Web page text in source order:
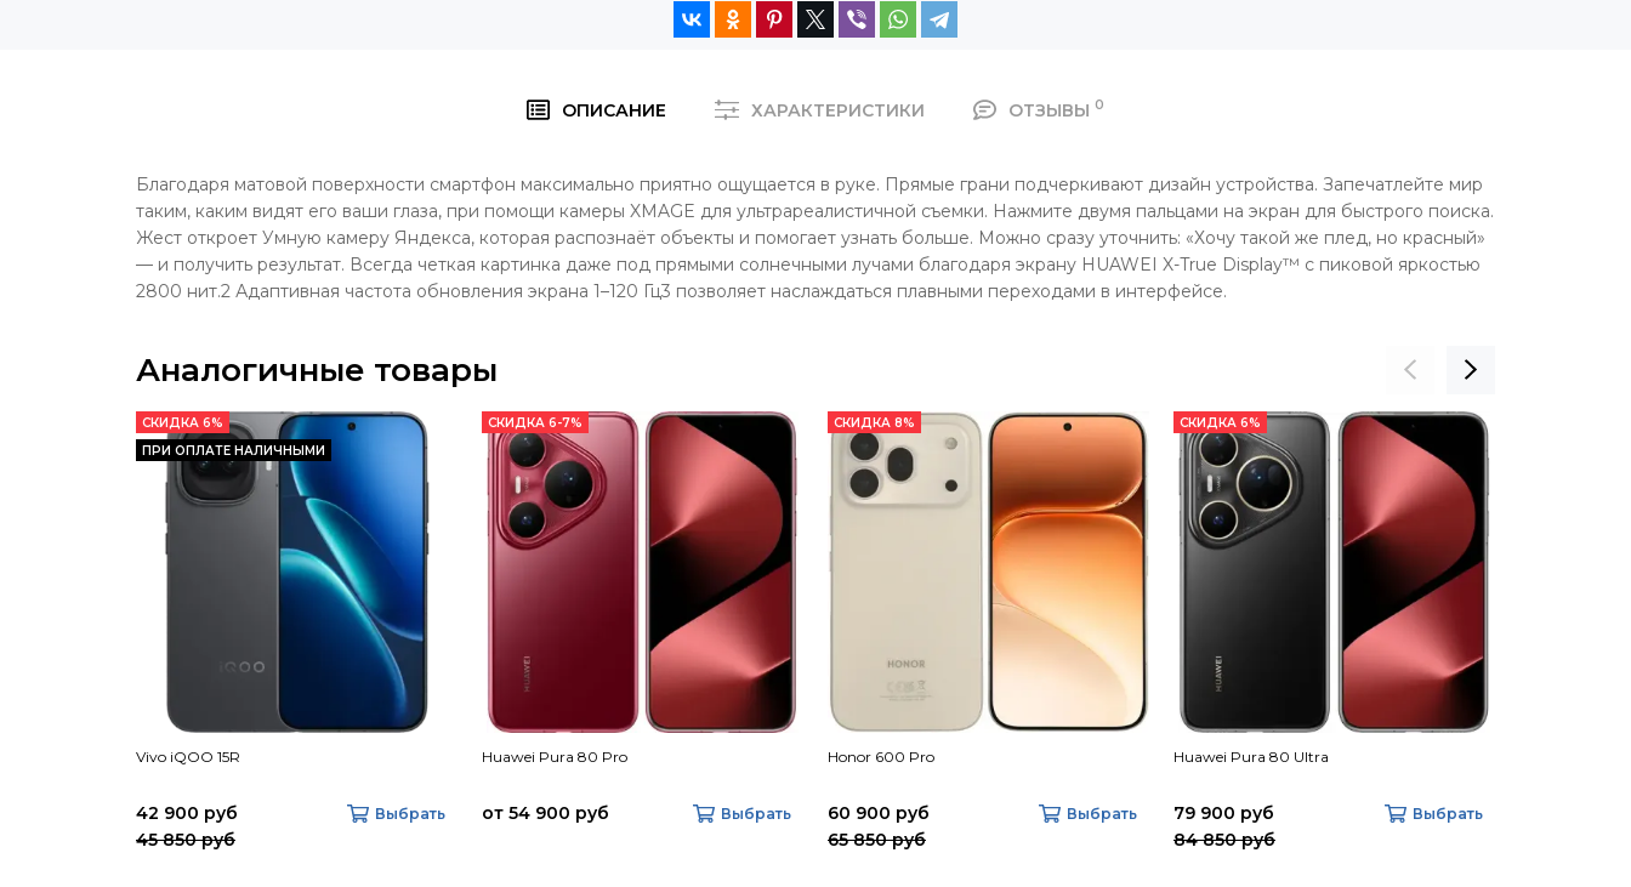
ОПИСАНИЕ ХАРАКТЕРИСТИКИ ОТЗЫВЫ 0
Благодаря матовой поверхности смартфон максимально приятно ощущается в руке. Прямые грани подчеркивают дизайн устройства. Запечатлейте мир
таким, каким видят его ваши глаза, при помощи камеры XMAGE для ультрареалистичной съемки. Нажмите двумя пальцами на экран для быстрого поиска.
Жест откроет Умную камеру Яндекса, которая распознаёт объекты и помогает узнать больше. Можно сразу уточнить: «Хочу такой же плед, но красный»
— и получить результат. Всегда четкая картинка даже под прямыми солнечными лучами благодаря экрану HUAWEI X-True Display™ с пиковой яркостью
2800 нит.2 Адаптивная частота обновления экрана 1–120 Гц3 позволяет наслаждаться плавными переходами в интерфейсе.
Аналогичные товары
СКИДКА 6%
ПРИ ОПЛАТЕ НАЛИЧНЫМИ
Vivo iQOO 15R
42 900 руб
45 850 руб
Выбрать
СКИДКА 6-7%
Huawei Pura 80 Pro
от 54 900 руб Выбрать
СКИДКА 8%
Honor 600 Pro
60 900 руб
65 850 руб
Выбрать
СКИДКА 6%
Huawei Pura 80 Ultra
79 900 руб
84 850 руб
Выбрать